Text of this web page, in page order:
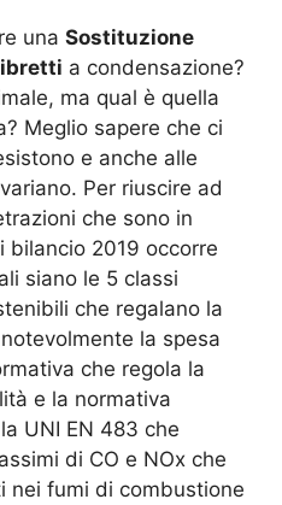
una Sostituzione
a condensazione?
ma qual è quella
Meglio sapere che ci
e anche alle
Per riuscire ad
che sono in
bilancio 2019 occorre
siano le 5 classi
che regalano la
la spesa
che regola la
e la normativa
UNI EN 483 che
di CO e NOx che
nei fumi di combustione